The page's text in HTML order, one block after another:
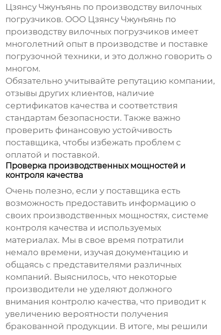
Цзянсу Чжунъянь по производству вилочных
погрузчиков. ООО Цзянсу Чжунъянь по
производству вилочных погрузчиков имеет
многолетний опыт в производстве и поставке
погрузочной техники, и это должно говорить о
многом.
Обязательно учитывайте репутацию компании,
отзывы других клиентов, наличие
сертификатов качества и соответствия
стандартам безопасности. Также важно
проверить финансовую устойчивость
поставщика, чтобы избежать проблем с
оплатой и поставкой.
Проверка производственных мощностей и
контроля качества
Очень полезно, если у поставщика есть
возможность предоставить информацию о
своих производственных мощностях, системе
контроля качества и используемых
материалах. Мы в свое время потратили
немало времени, изучая документацию и
общаясь с представителями различных
компаний. Выяснилось, что некоторые
производители не уделяют должного
внимания контролю качества, что приводит к
увеличению вероятности получения
бракованной продукции. В итоге, мы решили